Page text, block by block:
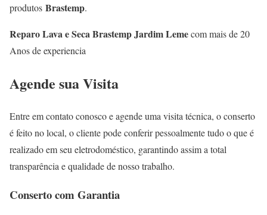
produtos Brastemp.
Reparo Lava e Seca Brastemp Jardim Lemecom mais de 20
Anos de experiencia
Agende sua Visita
Entre em contato conosco e agende uma visita técnica, o conserto
é feito no local, o cliente pode conferir pessoalmente tudo o que é
realizado em seu eletrodoméstico, garantindo assim a total
transparência e qualidade de nosso trabalho.
Conserto com Garantia